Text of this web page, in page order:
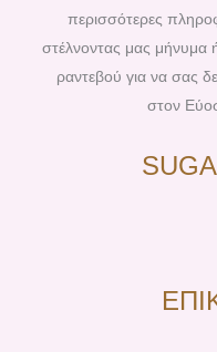
περισσότερες
στέλνοντας μας μήνυμα
ραντεβού για να σας
στον